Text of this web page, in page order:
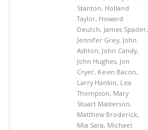
Stanton, Holland
Taylor, Howard
Deutch, James Spader,
Jennifer Grey, John
Ashton, John Candy,
John Hughes, Jon
Cryer, Kevin Bacon,
Larry Hankin, Lea
Thompson, Mary
Stuart Masterson,
Matthew Broderick,
Mia Sara, Michael